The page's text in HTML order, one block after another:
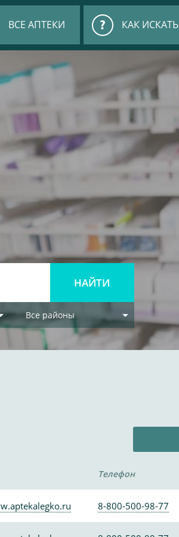
ВСЕ АПТЕКИ КАК ИСКАТЬ
Все районы
Телефон
8-800-500-98-77